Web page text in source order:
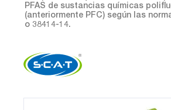
PFAS de sustancias químicas
(anteriormente PFC) según las
o 38414-14.